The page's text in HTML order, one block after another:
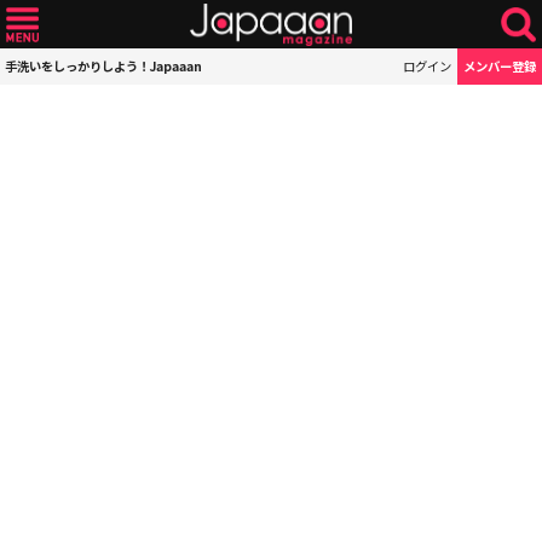
手洗いをしっかりしよう！Japaaan ログイン メンバー登録